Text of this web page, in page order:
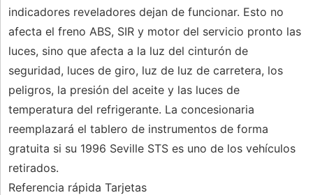
indicadores reveladores dejan de funcionar. Esto no
afecta el freno ABS, SIR y motor del servicio pronto las
luces, sino que afecta a la luz del cinturón de
seguridad, luces de giro, luz de luz de carretera, los
peligros, la presión del aceite y las luces de
temperatura del refrigerante. La concesionaria
reemplazará el tablero de instrumentos de forma
gratuita si su 1996 Seville STS es uno de los vehículos
retirados.
Referencia rápida Tarjetas